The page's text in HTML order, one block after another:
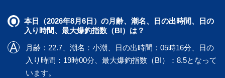
本日（2026年8月6日）の月齢、潮名、日の出時間、日の
入り時間、最大爆釣指数（BI）は？
月齢：22.7、潮名：小潮、日の出時間：05時16分、日の
入り時間：19時00分、最大爆釣指数（BI）：8.5となって
います。